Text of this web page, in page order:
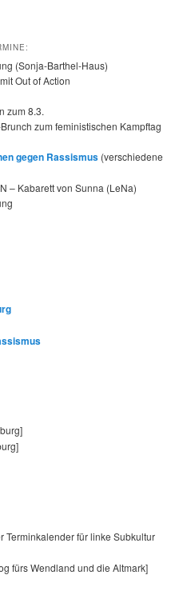
(Sonja-Barthel-Haus)
Out of Action
zum 8.3.
zum feministischen Kampftag
gegen Rassismus (verschiedene
– Kabarett von Sunna (LeNa)
Terminkalender für linke Subkultur
fürs Wendland und die Altmark]